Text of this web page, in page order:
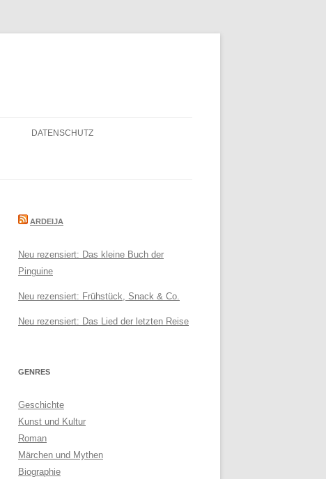
DATENSCHUTZ
ARDEIJA
Neu rezensiert: Das kleine Buch der
Pinguine
Neu rezensiert: Frühstück, Snack & Co.
Neu rezensiert: Das Lied der letzten Reise
GENRES
Geschichte
Kunst und Kultur
Roman
Märchen und Mythen
Biographie